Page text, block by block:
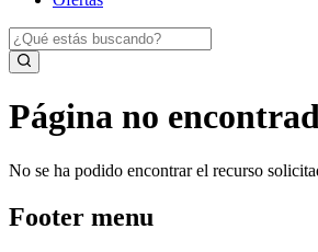
Página no
No se ha podido encontrar el recurso
Footer menu